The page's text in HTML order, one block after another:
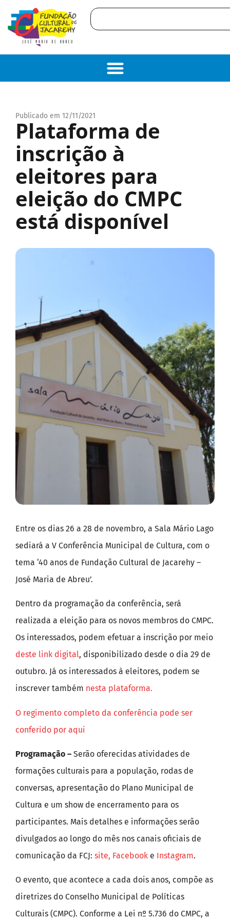
Publicado em 12/11/2021
Plataforma de
inscrição à
eleitores para
eleição do CMPC
está disponível
Entre os dias 26 a 28 de novembro, a Sala Mário Lago
sediará a V Conferência Municipal de Cultura, com o
tema ‘40 anos de Fundação Cultural de Jacarehy –
José Maria de Abreu’.
Dentro da programação da conferência, será
realizada a eleição para os novos membros do CMPC.
Os interessados, podem efetuar a inscrição por meio
deste link digital, disponibilizado desde o dia 29 de
outubro. Já os interessados à eleitores, podem se
inscrever também nesta plataforma.
O regimento completo da conferência pode ser
conferido por aqui
Programação – Serão oferecidas atividades de
formações culturais para a população, rodas de
conversas, apresentação do Plano Municipal de
Cultura e um show de encerramento para os
participantes. Mais detalhes e informações serão
divulgados ao longo do mês nos canais oficiais de
comunicação da FCJ: site, Facebook e Instagram.
O evento, que acontece a cada dois anos, compõe as
diretrizes do Conselho Municipal de Políticas
Culturais (CMPC). Conforme a Lei nº 5.736 do CMPC, a